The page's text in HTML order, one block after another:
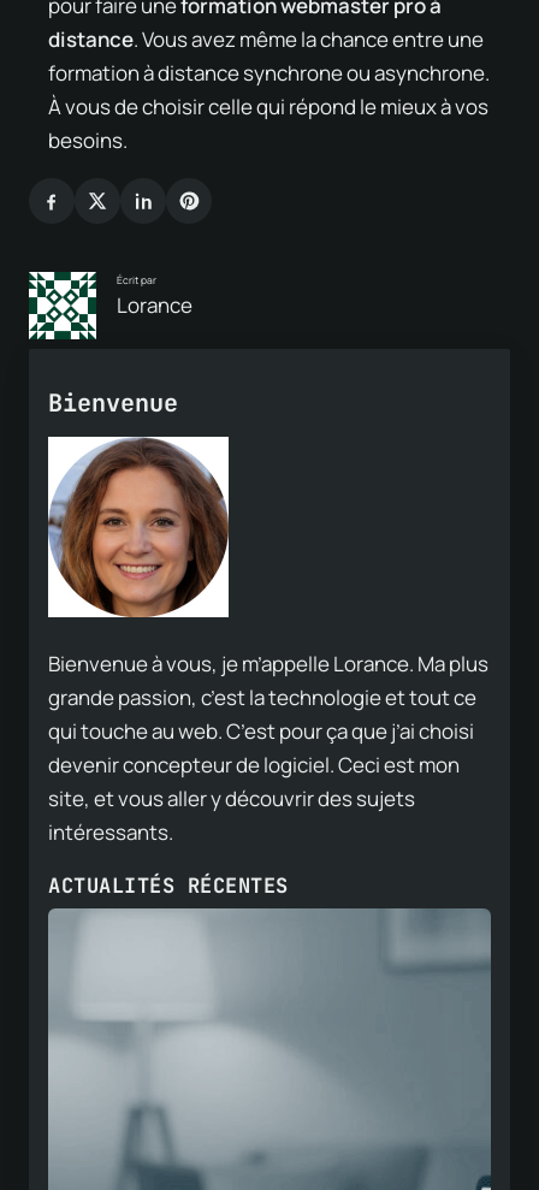
distance. Vous avez même la chance entre une
formation à distance synchrone ou asynchrone.
À vous de choisir celle qui répond le mieux à vos
besoins.
Écrit par
Lorance
Bienvenue
Bienvenue à vous, je m’appelle Lorance. Ma plus
grande passion, c’est la technologie et tout ce
qui touche au web. C’est pour ça que j’ai choisi
devenir concepteur de logiciel. Ceci est mon
site, et vous aller y découvrir des sujets
intéressants.
ACTUALITÉS RÉCENTES